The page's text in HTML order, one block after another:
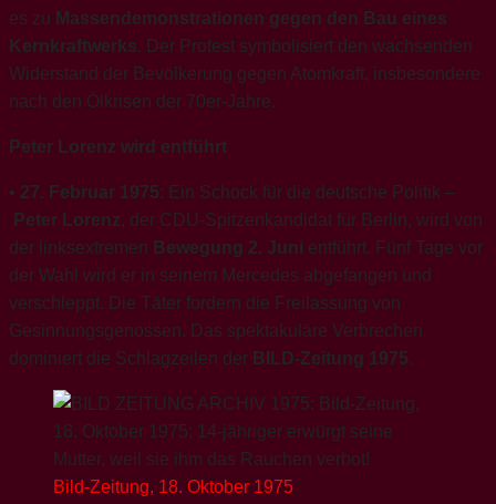
es zu Massendemonstrationen gegen den Bau eines
Kernkraftwerks. Der Protest symbolisiert den wachsenden
Widerstand der Bevölkerung gegen Atomkraft, insbesondere
nach den Ölkrisen der 70er-Jahre.
Peter Lorenz wird entführt
• 27. Februar 1975: Ein Schock für die deutsche Politik –
Peter Lorenz, der CDU-Spitzenkandidat für Berlin, wird von
der linksextremen Bewegung 2. Juni entführt. Fünf Tage vor
der Wahl wird er in seinem Mercedes abgefangen und
verschleppt. Die Täter fordern die Freilassung von
Gesinnungsgenossen. Das spektakuläre Verbrechen
dominiert die Schlagzeilen der BILD-Zeitung 1975.
Bild-Zeitung, 18. Oktober 1975